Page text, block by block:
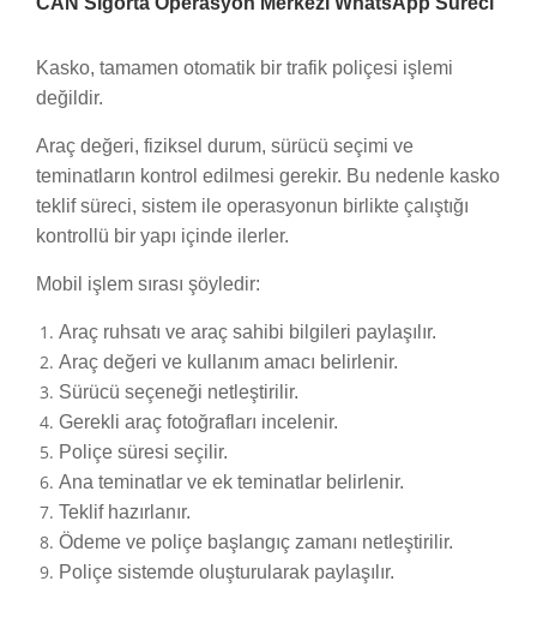
Kasko, tamamen otomatik bir trafik poliçesi işlemi
değildir.
Araç değeri, fiziksel durum, sürücü seçimi ve
teminatların kontrol edilmesi gerekir. Bu nedenle kasko
teklif süreci, sistem ile operasyonun birlikte çalıştığı
kontrollü bir yapı içinde ilerler.
Mobil işlem sırası şöyledir:
Araç ruhsatı ve araç sahibi bilgileri paylaşılır.
Araç değeri ve kullanım amacı belirlenir.
Sürücü seçeneği netleştirilir.
Gerekli araç fotoğrafları incelenir.
Poliçe süresi seçilir.
Ana teminatlar ve ek teminatlar belirlenir.
Teklif hazırlanır.
Ödeme ve poliçe başlangıç zamanı netleştirilir.
Poliçe sistemde oluşturularak paylaşılır.